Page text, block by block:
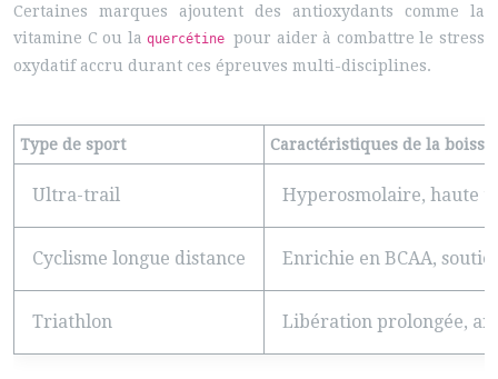
Certaines marques ajoutent des antioxydants comme la
vitamine C ou laquercétinepour aider à combattre le stress
oxydatif accru durant ces épreuves multi-disciplines.
Type de sport Caractéristiques de la
Ultra-trail Hyperosmolaire, haute
Cyclisme longue distance Enrichie en BCAA,
Triathlon Libération prolongée,